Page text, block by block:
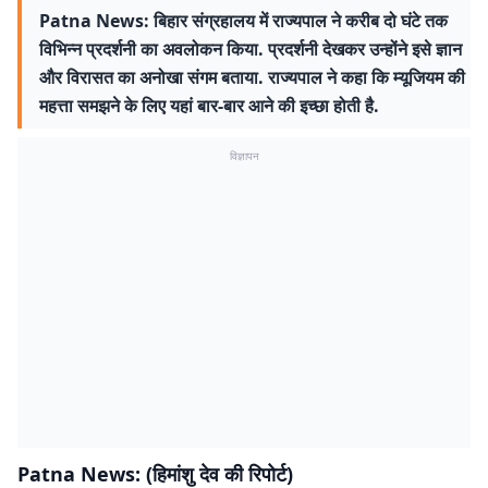
Patna News: बिहार संग्रहालय में राज्यपाल ने करीब दो घंटे तक
विभिन्न प्रदर्शनी का अवलोकन किया. प्रदर्शनी देखकर उन्होंने इसे ज्ञान
और विरासत का अनोखा संगम बताया. राज्यपाल ने कहा कि म्यूजियम की
महत्ता समझने के लिए यहां बार-बार आने की इच्छा होती है.
विज्ञापन
Patna News: (हिमांशु देव की रिपोर्ट)